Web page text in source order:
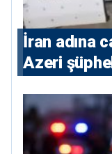
İran adına
Azeri